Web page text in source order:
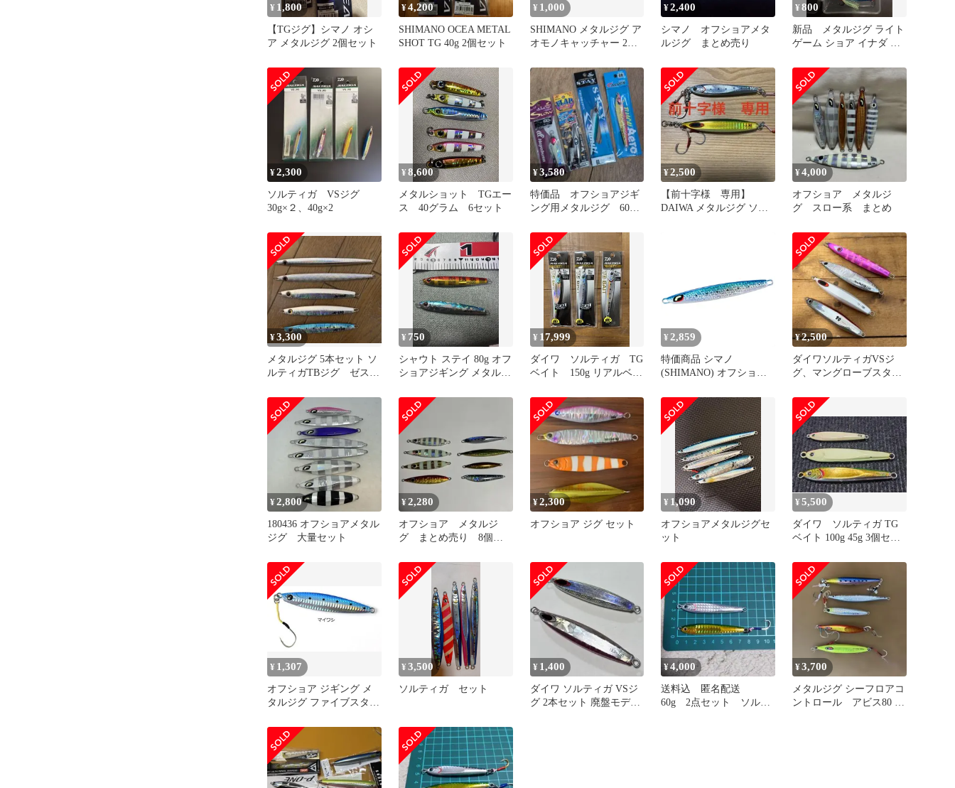
¥ 1,800
【TGジグ】シマノ オシ
ア メタルジグ 2個セット
¥4,200
SHIMANO OCEA METAL
SHOT TG 40g 2個セット
¥ 1,000
SHIMANO メタルジグ ア
オモノキャッチャー 2個
¥2,400
シマノ オフショアメタ
ルジグ まとめ売り
¥800
新品 メタルジグ ライト
ゲーム ショア イナダ ツ
¥2,300
ソルティガ VSジグ
30g×２、40g×2
¥8,600
メタルショット TGエー
ス 40グラム 6セット
¥3,580
特価品 オフショアジギ
ング用メタルジグ 60g 4
ハヤブサ
¥2,500
【前十字様 専用】
DAIWA メタルジグ ソル
¥4,000
オフショア メタルジ
グ スロー系 まとめ
¥3,300
メタルジグ 5本セット ソ
ルティガTBジグ ゼス
ジギング
¥ 750
シャウト ステイ 80g オフ
ショアジギング メタルジ
¥ 17,999
ダイワ ソルティガ TG
ベイト 150g リアルベイ
¥ 2,859
特価商品 シマノ
(SHIMANO) オフショア
ィンガーバタフライ セン
ターサーディン 90g JT-
709L 008 Sイワシ
¥2,500
ダイワソルティガVSジ
グ、マングローブスタジ
ジグセット
¥2,800
180436 オフショアメタル
ジグ 大量セット
¥2,280
オフショア メタルジ
グ まとめ売り 8個セ
¥2,300
オフショア ジグ セット
¥ 1,090
オフショアメタルジグセ
ット
¥5,500
ダイワ ソルティガ TG
ベイト 100g 45g 3個セッ
¥ 1,307
オフショア ジギング メ
タルジグ ファイブスター
ホーク OF アシストフッ
ク付 170g #マイワシ KG-
294 / つり具 【メール便
発送】
¥3,500
ソルティガ セット
¥ 1,400
ダイワ ソルティガ VSジ
グ 2本セット 廃盤モデル
¥4,000
送料込 匿名配送
60g 2点セット ソルテ
¥3,700
メタルジグ シーフロアコ
ントロール アビス80 レ